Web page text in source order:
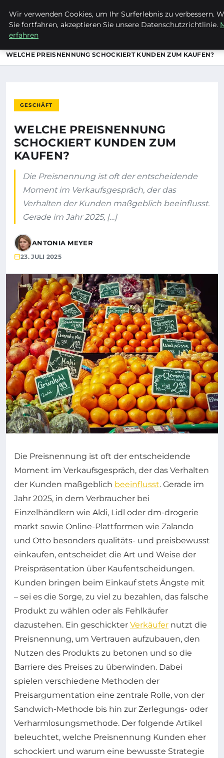
MTUCLUB
WELCHE PREISNENNUNG SCHOCKIERT KUNDEN ZUM KAUFEN?
GESCHÄFT
WELCHE PREISNENNUNG
SCHOCKIERT KUNDEN ZUM
KAUFEN?
Die Preisnennung ist oft der entscheidende
Moment im Verkaufsgespräch, der das
Verhalten der Kunden maßgeblich beeinflusst.
Gerade im Jahr 2025, […]
ANTONIA MEYER
23. JULI 2025
Die Preisnennung ist oft der entscheidende
Moment im Verkaufsgespräch, der das Verhalten
der Kunden maßgeblich beeinflusst. Gerade im
Jahr 2025, in dem Verbraucher bei
Einzelhändlern wie Aldi, Lidl oder dm-drogerie
markt sowie Online-Plattformen wie Zalando
und Otto besonders qualitäts- und preisbewusst
einkaufen, entscheidet die Art und Weise der
Preispräsentation über Kaufentscheidungen.
Kunden bringen beim Einkauf stets Ängste mit
– sei es die Sorge, zu viel zu bezahlen, das falsche
Produkt zu wählen oder als Fehlkäufer
dazustehen. Ein geschickter Verkäufer nutzt die
Preisnennung, um Vertrauen aufzubauen, den
Nutzen des Produkts zu betonen und so die
Barriere des Preises zu überwinden. Dabei
spielen verschiedene Methoden der
Preisargumentation eine zentrale Rolle, von der
Sandwich-Methode bis hin zur Zerlegungs- oder
Verharmlosungsmethode. Der folgende Artikel
beleuchtet, welche Preisnennung Kunden eher
schockiert und warum eine bewusste Strategie
Wir verwenden Cookies, um Ihr Surferlebnis zu verbessern.
Sie fortfahren, akzeptieren Sie unsere Datenschutzrichtlinie.
erfahren